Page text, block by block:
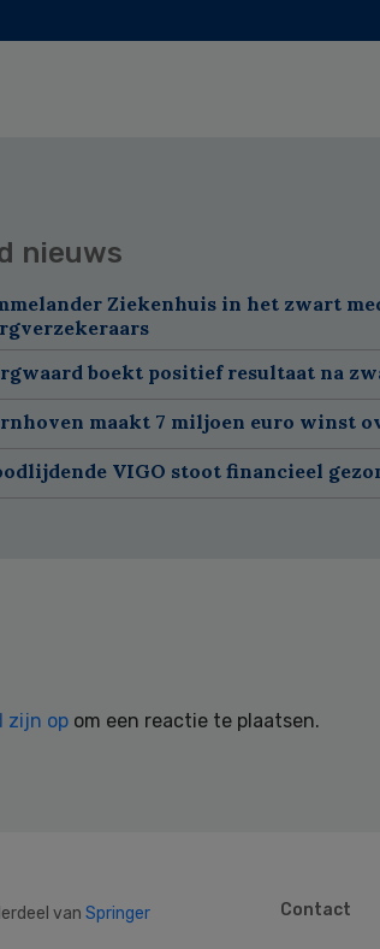
nieuws
Ziekenhuis in het zwart
boekt positief resultaat na
maakt 7 miljoen euro winst
VIGO stoot financieel
zijn op om een reactie te plaatsen.
van Springer
Contact